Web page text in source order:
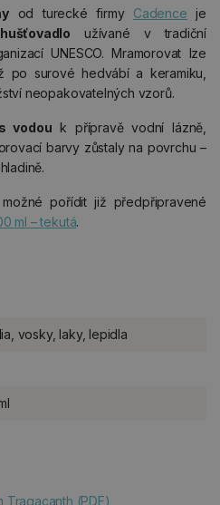
od turecké firmy Cadence je
užívané v tradiční
UNESCO. Mramorovat lze
surové hedvábí a keramiku,
neopakovatelných vzorů.
vodou k přípravě vodní lázně,
barvy zůstaly na povrchu –
pořídit již předpřipravené
ml – tekutá.
vosky, laky, lepidla
Tragacanth (PDF)